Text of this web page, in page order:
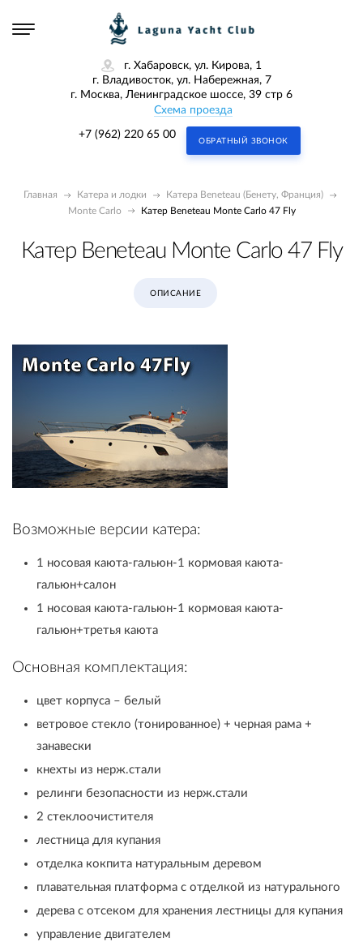
г. Хабаровск, ул. Кирова, 1
г. Владивосток, ул. Набережная, 7
г. Москва, Ленинградское шоссе, 39 стр 6
Схема проезда
+7 (962) 220 65 00
ОБРАТНЫЙ ЗВОНОК
Главная Катера и лодки
Катера Beneteau (Бенету, Франция)
Monte Carlo
Катер Beneteau Monte Carlo 47 Fly
Катер Beneteau Monte Carlo 47 Fly
ОПИСАНИЕ
Возможные версии катера:
1 носовая каюта-гальюн-1 кормовая каюта-
гальюн+салон
1 носовая каюта-гальюн-1 кормовая каюта-
гальюн+третья каюта
Основная комплектация:
цвет корпуса – белый
ветровое стекло (тонированное) + черная рама +
занавески
кнехты из нерж.стали
релинги безопасности из нерж.стали
2 стеклоочистителя
лестница для купания
отделка кокпита натуральным деревом
плавательная платформа с отделкой из натурального
дерева с отсеком для хранения лестницы для купания
управление двигателем